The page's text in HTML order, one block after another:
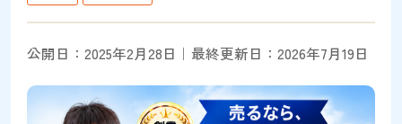
公開日：2025年2月28日｜最終更新日：2026年7月19日